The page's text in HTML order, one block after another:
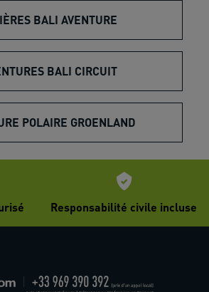
BALI AVENTURE
BALI CIRCUIT
POLAIRE GROENLAND
Responsabilité civile incluse